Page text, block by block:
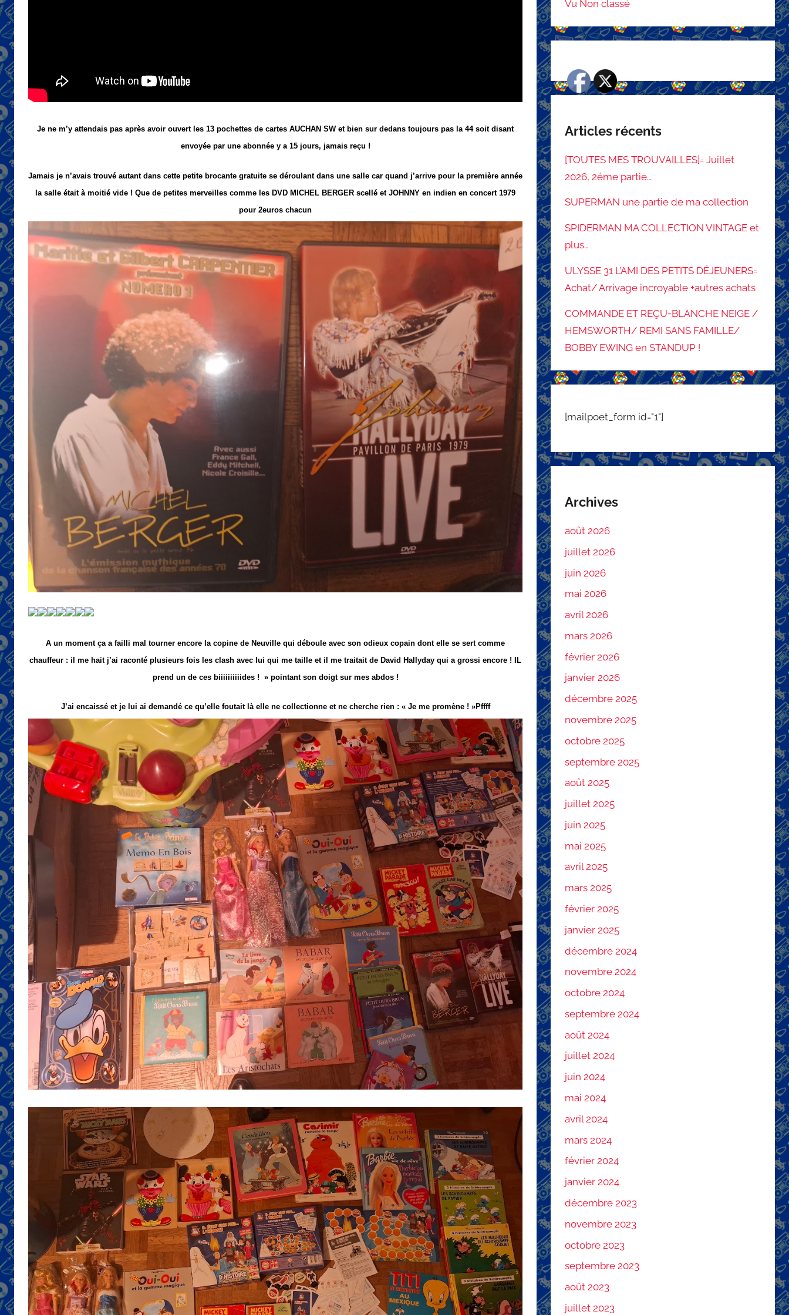
Je ne m’y attendais pas après avoir ouvert les 13 pochettes de cartes AUCHAN SW et bien sur dedans toujours pas la 44 soit disant
envoyée par une abonnée y a 15 jours, jamais reçu !
Jamais je n’avais trouvé autant dans cette petite brocante gratuite se déroulant dans une salle car quand j’arrive pour la première année
la salle était à moitié vide ! Que de petites merveilles comme les DVD MICHEL BERGER scellé et JOHNNY en indien en concert 1979
pour 2euros chacun
A un moment ça a failli mal tourner encore la copine de Neuville qui déboule avec son odieux copain dont elle se sert comme
chauffeur : il me hait j’ai raconté plusieurs fois les clash avec lui qui me taille et il me traitait de David Hallyday qui a grossi encore ! IL
prend un de ces biiiiiiiiiides ! » pointant son doigt sur mes abdos !
J’ai encaissé et je lui ai demandé ce qu’elle foutait là elle ne collectionne et ne cherche rien : « Je me promène ! »Pffff
Vu Non classé
Articles récents
[TOUTES MES TROUVAILLES]= Juillet
2026, 2éme partie…
SUPERMAN une partie de ma collection
SPIDERMAN MA COLLECTION VINTAGE et
plus…
ULYSSE 31 L’AMI DES PETITS DÉJEUNERS=
Achat/ Arrivage incroyable +autres achats
COMMANDE ET REÇU=BLANCHE NEIGE /
HEMSWORTH/ REMI SANS FAMILLE/
BOBBY EWING en STANDUP !
[mailpoet_form id="1"]
Archives
août 2026
juillet 2026
juin 2026
mai 2026
avril 2026
mars 2026
février 2026
janvier 2026
décembre 2025
novembre 2025
octobre 2025
septembre 2025
août 2025
juillet 2025
juin 2025
mai 2025
avril 2025
mars 2025
février 2025
janvier 2025
décembre 2024
novembre 2024
octobre 2024
septembre 2024
août 2024
juillet 2024
juin 2024
mai 2024
avril 2024
mars 2024
février 2024
janvier 2024
décembre 2023
novembre 2023
octobre 2023
septembre 2023
août 2023
juillet 2023